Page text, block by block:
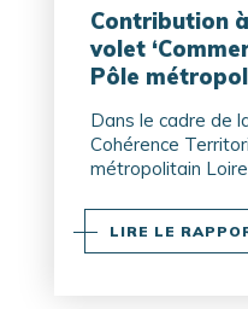
Contribution
volet
Pôle
Dans le cadre de
Cohérence
métropolitain
LIRE LE